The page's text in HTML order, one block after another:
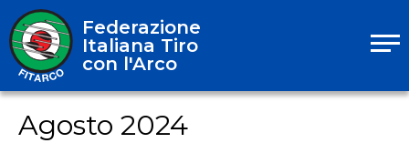
Federazione
Italiana Tiro
con l'Arco
Agosto 2024